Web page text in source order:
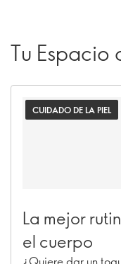
Tu Espacio
CUIDADO DE LA PIEL
La mejor
el cuerpo
¿Quiere dar un